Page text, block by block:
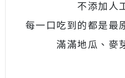
不添加人
每一口吃到的都是最
滿滿地瓜、麥